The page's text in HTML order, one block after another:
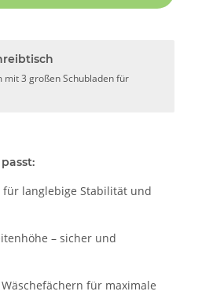
mit 3 großen Schubladen für
für langlebige Stabilität und
– sicher und
für maximale